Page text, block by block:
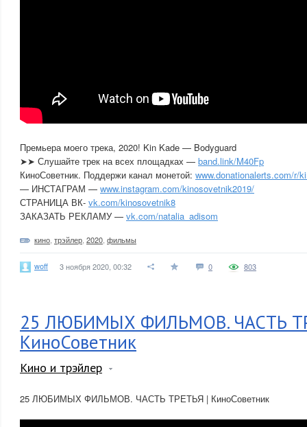
Премьера моего трека, 2020! Kin Kade — Bodyguard
➤➤ Слушайте трек на всех площадках — band.link/M40Fp
КиноСоветник. Поддержи канал монетой: www.donationalerts.com/r/
— ИНСТАГРАМ — www.instagram.com/kinosovetnik2019/
СТРАНИЦА ВК- vk.com/kinosovetnik8
ЗАКАЗАТЬ РЕКЛАМУ — vk.com/natalia_adisom
кино трэйлер 2020 фильмы
woff 3 ноября 2020, 00:32 0 803
25 ЛЮБИМЫХ ФИЛЬМОВ. ЧАСТЬ
КиноСоветник
Кино и трэйлер
25 ЛЮБИМЫХ ФИЛЬМОВ. ЧАСТЬ ТРЕТЬЯ | КиноСоветник